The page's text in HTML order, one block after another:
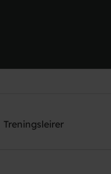
Treningsleirer